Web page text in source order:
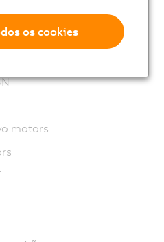
motors
os cookies